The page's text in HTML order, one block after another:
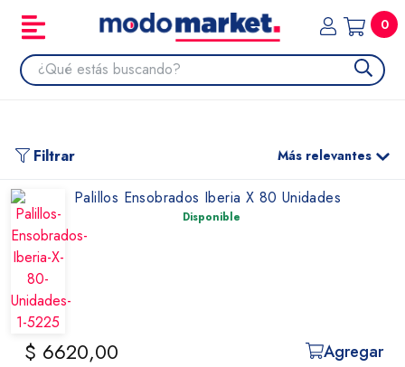
0
Filtrar Más relevantes
Palillos Ensobrados Iberia X 80 Unidades
Disponible
$ 6620,00 Agregar